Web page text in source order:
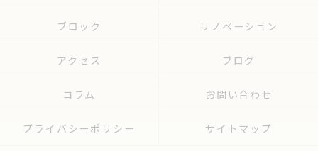
ブロック リノベーション
アクセス ブログ
コラム お問い合わせ
プライバシーポリシー サイトマップ